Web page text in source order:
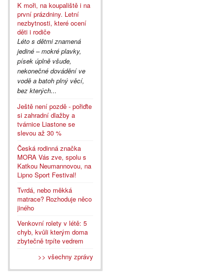
K moři, na koupaliště i na
první prázdniny. Letní
nezbytnosti, které ocení
děti i rodiče
Léto s dětmi znamená
jediné – mokré plavky,
písek úplně všude,
nekonečné dovádění ve
vodě a batoh plný věcí,
bez kterých...
Ještě není pozdě - pořiďte
si zahradní dlažby a
tvárnice Liastone se
slevou až 30 %
Česká rodinná značka
MORA Vás zve, spolu s
Katkou Neumannovou, na
Lipno Sport Festival!
Tvrdá, nebo měkká
matrace? Rozhoduje něco
jiného
Venkovní rolety v létě: 5
chyb, kvůli kterým doma
zbytečně trpíte vedrem
>> všechny zprávy